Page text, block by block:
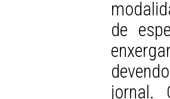
de
jornal.